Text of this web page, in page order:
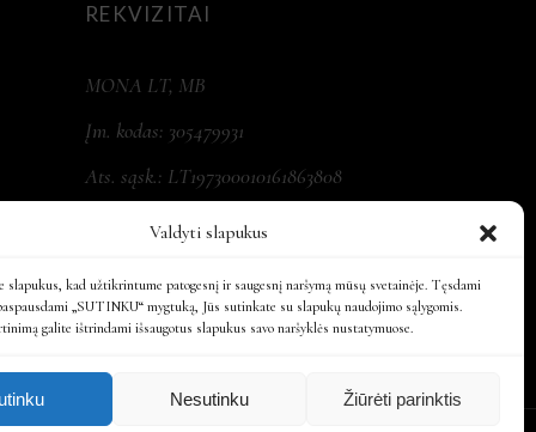
Valdyti slapukus
slapukus, kad užtikrintume patogesnį ir saugesnį naršymą mūsų svetainėje. Tęsdami
„SUTINKU“ mygtuką, Jūs sutinkate su slapukų naudojimo sąlygomis.
galite ištrindami išsaugotus slapukus savo naršyklės nustatymuose.
Nesutinku Žiūrėti parinktis
REKVIZITAI
MONA LT, MB
Įm. kodas: 305479931
Ats. sąsk.: LT197300010161863808